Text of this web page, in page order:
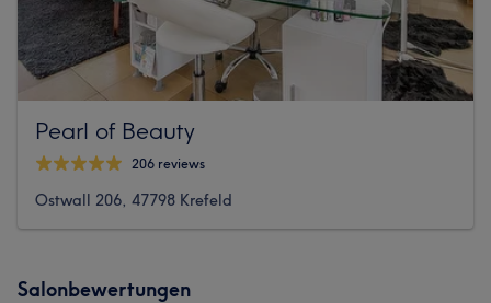
Pearl of Beauty
206 reviews
Ostwall 206, 47798 Krefeld
Salonbewertungen